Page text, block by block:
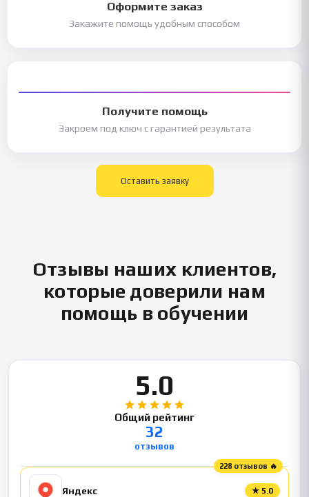
Оформите заказ
Закажите помощь удобным способом
Получите помощь
Закроем под ключ с гарантией результата
Оставить заявку
Отзывы наших клиентов,
которые доверили нам
помощь в обучении
5.0
Общий рейтинг
32
отзывов
228 отзывов 🔥
Яндекс ★ 5.0